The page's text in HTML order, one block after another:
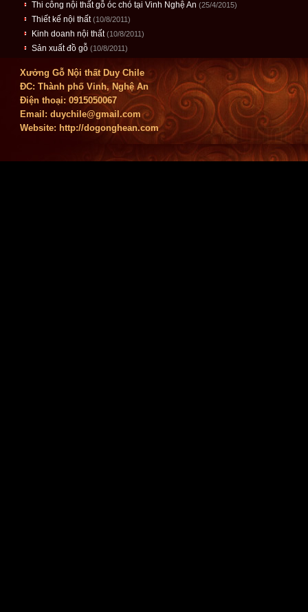
Thi công nội thất gỗ óc chó tại Vinh Nghệ An (25/4/2015)
Thiết kế nội thất(10/8/2011)
Kinh doanh nội thất(10/8/2011)
Sản xuất đồ gỗ (10/8/2011)
Xưởng Gỗ Nội thất Duy Chile
ĐC: Thành phố Vinh, Nghệ An
Điện thoại: 0915050067
Email: duychile@gmail.com
Website: http://dogonghean.com